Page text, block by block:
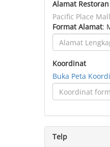
Alamat Restoran
Pacific Place
Format Alamat:
Koordinat
Buka Peta
Telp